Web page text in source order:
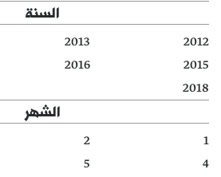
الرئيسية
مواضيع
السنة
2012
2013
2015
2016
2018
الشهر
1
2
4
5